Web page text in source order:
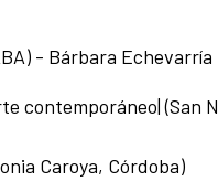
- Bárbara Echevarría
contemporáneo| (San
Caroya, Córdoba)